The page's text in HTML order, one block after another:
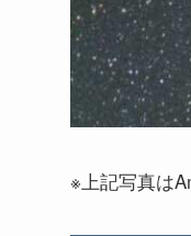
※上記写真は